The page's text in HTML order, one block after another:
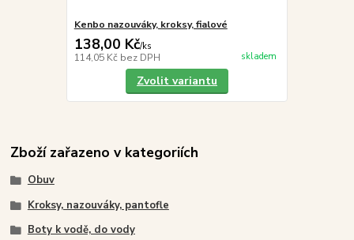
Kenbo nazouváky, kroksy, fialové
138,00 Kč/ks
114,05 Kč bez DPH skladem
Zvolit variantu
Zboží zařazeno v kategoriích
Obuv
Kroksy, nazouváky, pantofle
Boty k vodě, do vody